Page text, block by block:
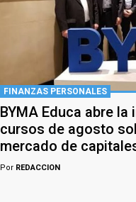
FINANZAS PERSONALES
BYMA Educa abre
cursos de agosto
mercado de
Por REDACCION